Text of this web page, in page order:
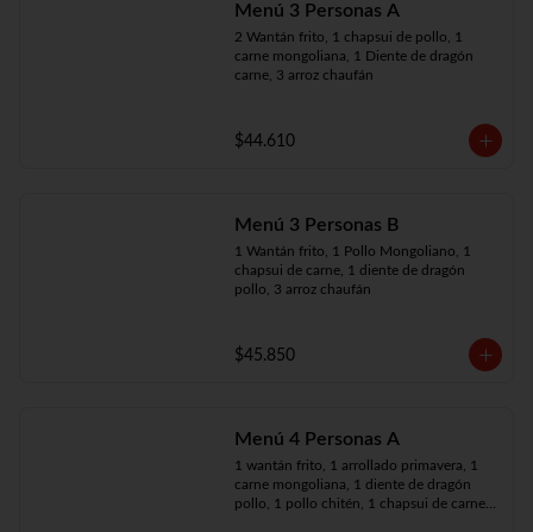
Menú 3 Personas A
2 Wantán frito, 1 chapsui de pollo, 1
carne mongoliana, 1 Diente de dragón
carne, 3 arroz chaufán
$44.610
Menú 3 Personas B
1 Wantán frito, 1 Pollo Mongoliano, 1
chapsui de carne, 1 diente de dragón
pollo, 3 arroz chaufán
$45.850
Menú 4 Personas A
1 wantán frito, 1 arrollado primavera, 1
carne mongoliana, 1 diente de dragón
pollo, 1 pollo chitén, 1 chapsui de carne,